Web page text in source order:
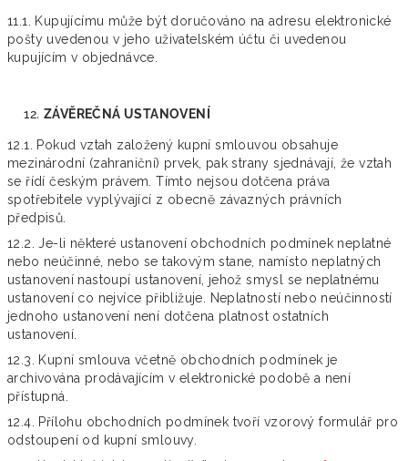
11.1. Kupujícímu může být doručováno na adresu elektronické
pošty uvedenou v jeho uživatelském účtu či uvedenou
kupujícím v objednávce.
ZÁVĚREČNÁ USTANOVENÍ
12.1. Pokud vztah založený kupní smlouvou obsahuje
mezinárodní (zahraniční) prvek, pak strany sjednávají, že vztah
se řídí českým právem. Tímto nejsou dotčena práva
spotřebitele vyplývající z obecně závazných právních
předpisů.
12.2. Je-li některé ustanovení obchodních podmínek neplatné
nebo neúčinné, nebo se takovým stane, namísto neplatných
ustanovení nastoupí ustanovení, jehož smysl se neplatnému
ustanovení co nejvíce přibližuje. Neplatností nebo neúčinností
jednoho ustanovení není dotčena platnost ostatních
ustanovení.
12.3. Kupní smlouva včetně obchodních podmínek je
archivována prodávajícím v elektronické podobě a není
přístupná.
12.4. Přílohu obchodních podmínek tvoří vzorový formulář pro
odstoupení od kupní smlouvy.